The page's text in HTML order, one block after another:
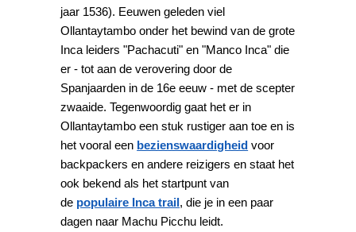
jaar 1536). Eeuwen geleden viel
Ollantaytambo onder het bewind van de grote
Inca leiders "Pachacuti" en "Manco Inca" die
er - tot aan de verovering door de
Spanjaarden in de 16e eeuw - met de scepter
zwaaide. Tegenwoordig gaat het er in
Ollantaytambo een stuk rustiger aan toe en is
het vooral een bezienswaardigheid voor
backpackers en andere reizigers en staat het
ook bekend als het startpunt van
de populaire Inca trail, die je in een paar
dagen naar Machu Picchu leidt.